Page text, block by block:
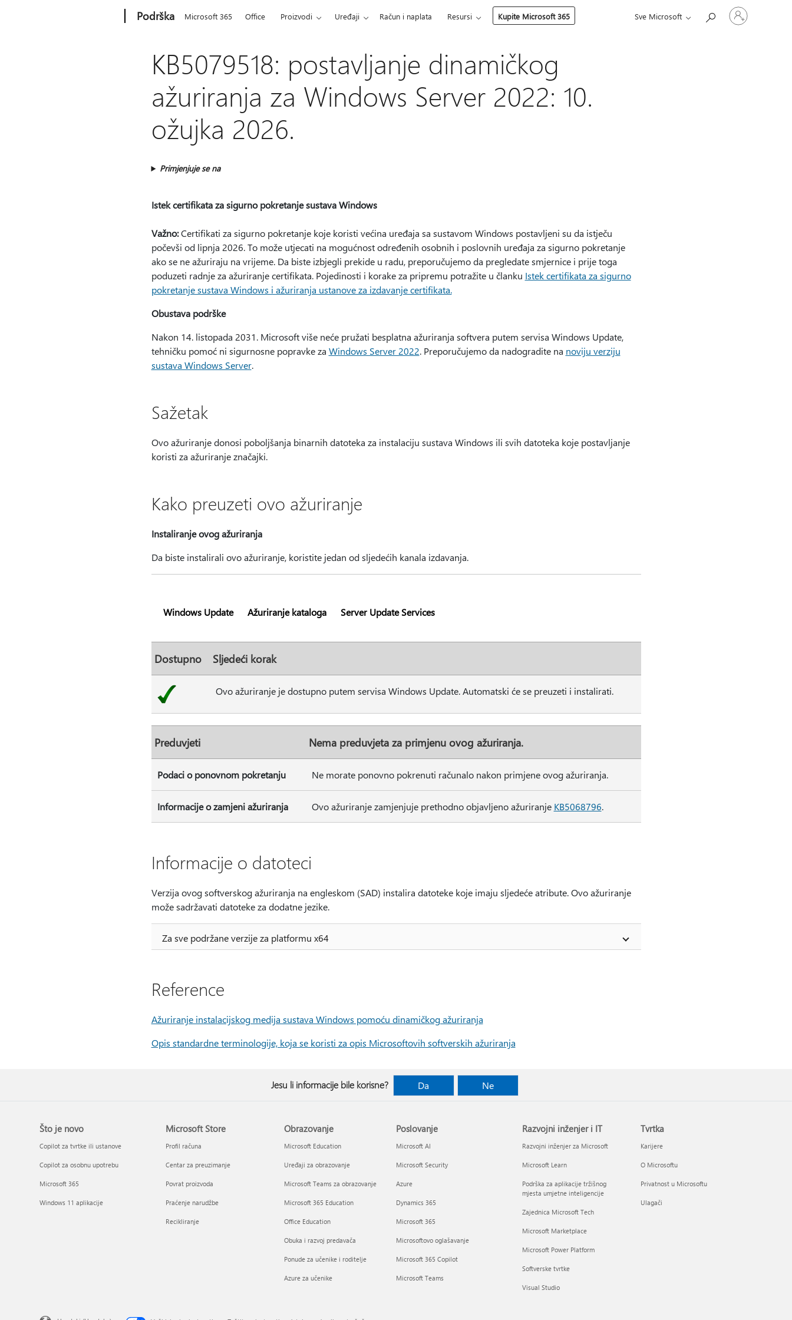
Podrška Microsoft 365 Office Proizvodi Uređaji Račun i naplata Resursi Kupite Microsoft 365 Sve Microsoft
Prijavite
se
KB5079518: postavljanje dinamičkog
ažuriranja za Windows Server 2022: 10.
ožujka 2026.
Primjenjuje se na
Istek certifikata za sigurno pokretanje sustava Windows
Važno:Certifikati za sigurno pokretanje koje koristi većina uređaja sa sustavom Windows postavljeni su da istječu
počevši od lipnja 2026. To može utjecati na mogućnost određenih osobnih i poslovnih uređaja za sigurno pokretanje
ako se ne ažuriraju na vrijeme. Da biste izbjegli prekide u radu, preporučujemo da pregledate smjernice i prije toga
poduzeti radnje za ažuriranje certifikata. Pojedinosti i korake za pripremu potražite u članku Istek certifikata za sigurno
pokretanje sustava Windows i ažuriranja ustanove za izdavanje certifikata.
Obustava podrške
Nakon 14. listopada 2031. Microsoft više neće pružati besplatna ažuriranja softvera putem servisa Windows Update,
tehničku pomoć ni sigurnosne popravke za Windows Server 2022. Preporučujemo da nadogradite na noviju verziju
sustava Windows Server.
Sažetak
Ovo ažuriranje donosi poboljšanja binarnih datoteka za instalaciju sustava Windows ili svih datoteka koje postavljanje
koristi za ažuriranje značajki.
Kako preuzeti ovo ažuriranje
Instaliranje ovog ažuriranja
Da biste instalirali ovo ažuriranje, koristite jedan od sljedećih kanala izdavanja.
Windows Update Ažuriranje kataloga Server Update Services
Dostupno Sljedeći korak
Ovo ažuriranje je dostupno putem servisa Windows Update. Automatski će se preuzeti i instalirati.
Preduvjeti Nema preduvjeta za primjenu ovog ažuriranja.
Podaci o ponovnom pokretanju Ne morate ponovno pokrenuti računalo nakon primjene ovog ažuriranja.
Informacije o zamjeni ažuriranja Ovo ažuriranje zamjenjuje prethodno objavljeno ažuriranje KB5068796.
Informacije o datoteci
Verzija ovog softverskog ažuriranja na engleskom (SAD) instalira datoteke koje imaju sljedeće atribute. Ovo ažuriranje
može sadržavati datoteke za dodatne jezike.
Za sve podržane verzije za platformu x64
Reference
Ažuriranje instalacijskog medija sustava Windows pomoću dinamičkog ažuriranja
Opis standardne terminologije, koja se koristi za opis Microsoftovih softverskih ažuriranja
Jesu li informacije bile korisne? Da Ne
Što je novo
Copilot za tvrtke ili ustanove
Copilot za osobnu upotrebu
Microsoft 365
Windows 11 aplikacije
Microsoft Store
Profil računa
Centar za preuzimanje
Povrat proizvoda
Praćenje narudžbe
Recikliranje
Obrazovanje
Microsoft Education
Uređaji za obrazovanje
Microsoft Teams za obrazovanje
Microsoft 365 Education
Office Education
Obuka i razvoj predavača
Ponude za učenike i roditelje
Azure za učenike
Poslovanje
Microsoft AI
Microsoft Security
Azure
Dynamics 365
Microsoft 365
Microsoftovo oglašavanje
Microsoft 365 Copilot
Microsoft Teams
Razvojni inženjer i IT
Razvojni inženjer za Microsoft
Microsoft Learn
Podrška za aplikacije tržišnog
mjesta umjetne inteligencije
Zajednica Microsoft Tech
Microsoft Marketplace
Microsoft Power Platform
Softverske tvrtke
Visual Studio
Tvrtka
Karijere
O Microsoftu
Privatnost u Microsoftu
Ulagači